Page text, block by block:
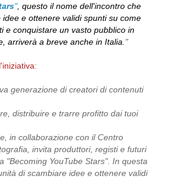
", questo il nome dell'incontro che
e ottenere validi spunti su come
e conquistare un vasto pubblico in
arriverà a breve anche in Italia. "
:
generazione di creatori di contenuti
distribuire e trarre profitto dai tuoi
in collaborazione con il Centro
invita produttori, registi e futuri
"Becoming YouTube Stars". In questa
di scambiare idee e ottenere validi